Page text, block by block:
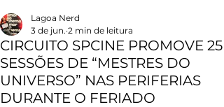
CIRCUITO SPCINE PROMOVE 25
SESSÕES DE “MESTRES DO
UNIVERSO” NAS PERIFERIAS
DURANTE O FERIADO
Lagoa Nerd
3 de jun. 2 min de leitura